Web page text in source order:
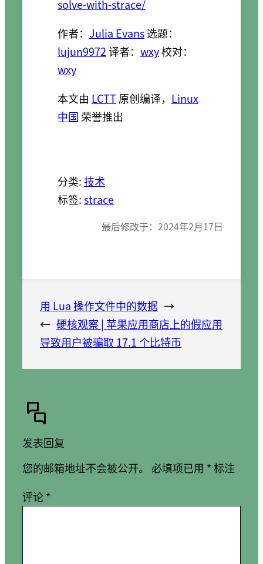
solve-with-strace/
作者： Julia Evans选题：
lujun9972译者： wxy校对：
wxy
本文由 LCTT原创编译， Linux
中国 荣誉推出
分类:技术
标签:strace
最后修改于： 2024年2月17日
用 Lua 操作文件中的数据 →
← 硬核观察 | 苹果应用商店上的假应用
导致用户被骗取 17.1 个比特币
发表回复
您的邮箱地址不会被公开。
必填项已用 *标注
评论*